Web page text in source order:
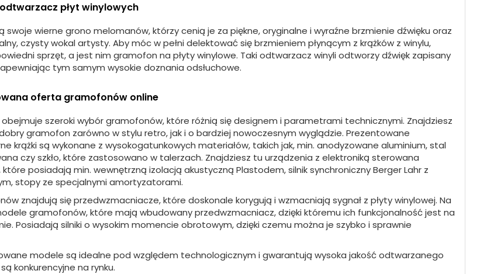
płyt winylowych
swoje wierne grono melomanów, którzy cenią je za piękne, oryginalne i wyraźne brzmienie dźwięku oraz
czysty wokal artysty. Aby móc w pełni delektować się brzmieniem płynącym z krążków z winylu,
sprzęt, a jest nim gramofon na płyty winylowe. Taki odtwarzacz winyli odtworzy dźwięk zapisany
tym samym wysokie doznania odsłuchowe.
oferta gramofonów online
szeroki wybór gramofonów, które różnią się designem i parametrami technicznymi. Znajdziesz
gramofon zarówno w stylu retro, jak i o bardziej nowoczesnym wyglądzie. Prezentowane
krążki są wykonane z wysokogatunkowych materiałów, takich jak, min. anodyzowane aluminium, stal
czy szkło, które zastosowano w talerzach. Znajdziesz tu urządzenia z elektroniką sterowana
posiadają min. wewnętrzną izolacją akustyczną Plastodem, silnik synchroniczny Berger Lahr z
stopy ze specjalnymi amortyzatorami.
znajdują się przedwzmacniacze, które doskonale korygują i wzmacniają sygnał z płyty winylowej. Na
gramofonów, które mają wbudowany przedwzmacniacz, dzięki któremu ich funkcjonalność jest na
Posiadają silniki o wysokim momencie obrotowym, dzięki czemu można je szybko i sprawnie
modele są idealne pod względem technologicznym i gwarantują wysoka jakość odtwarzanego
konkurencyjne na rynku.